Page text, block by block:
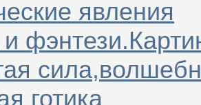
явления
и
готика